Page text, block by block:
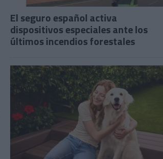
El seguro español activa
dispositivos especiales ante los
últimos incendios forestales